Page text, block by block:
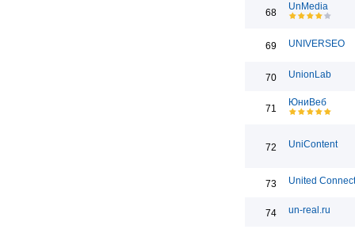
68
UnMedia
69 UNIVERSEO
70 UnionLab
71
ЮниВеб
72 UniContent
73 United
74 un-real.ru